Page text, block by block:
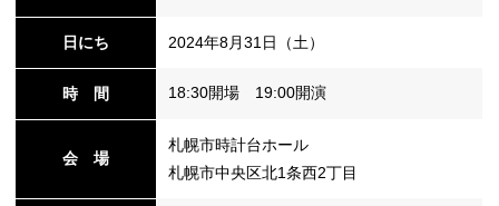
日にち 2024年8月31日（土）
時 間 18:30開場 19:00開演
会 場
札幌市時計台ホール
札幌市中央区北1条西2丁目